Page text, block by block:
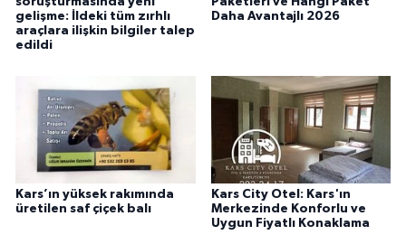
gelişme: İldeki tüm zırhlı
araçlara ilişkin bilgiler talep
edildi
Daha Avantajlı 2026
Kars’ın yüksek rakımında
üretilen saf çiçek balı
Kars City Otel: Kars'ın
Merkezinde Konforlu ve
Uygun Fiyatlı Konaklama